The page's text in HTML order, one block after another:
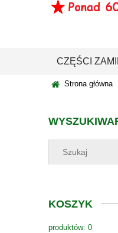
CZĘŚCI
Strona główna
KOSZYK
produktów: 0